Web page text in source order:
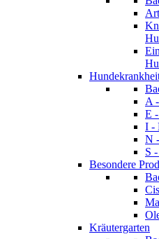
A
E
I -
N
S
Besondere
Kräutergarten